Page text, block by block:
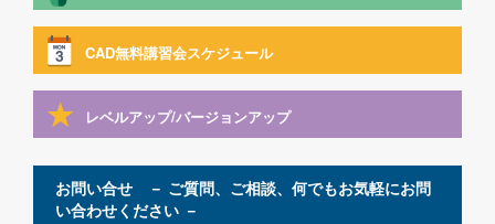
CAD無料講習会スケジュール
レベルアップ/バージョンアップ
お問い合せ － ご質問、ご相談、何でもお気軽にお問
い合わせください －